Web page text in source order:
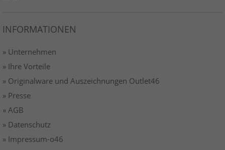
INFORMATIONEN
» Unternehmen
» Ihre Vorteile
» Originalware und Auszeichnungen Outlet46
» Presse
» AGB
» Datenschutz
» Impressum-o46